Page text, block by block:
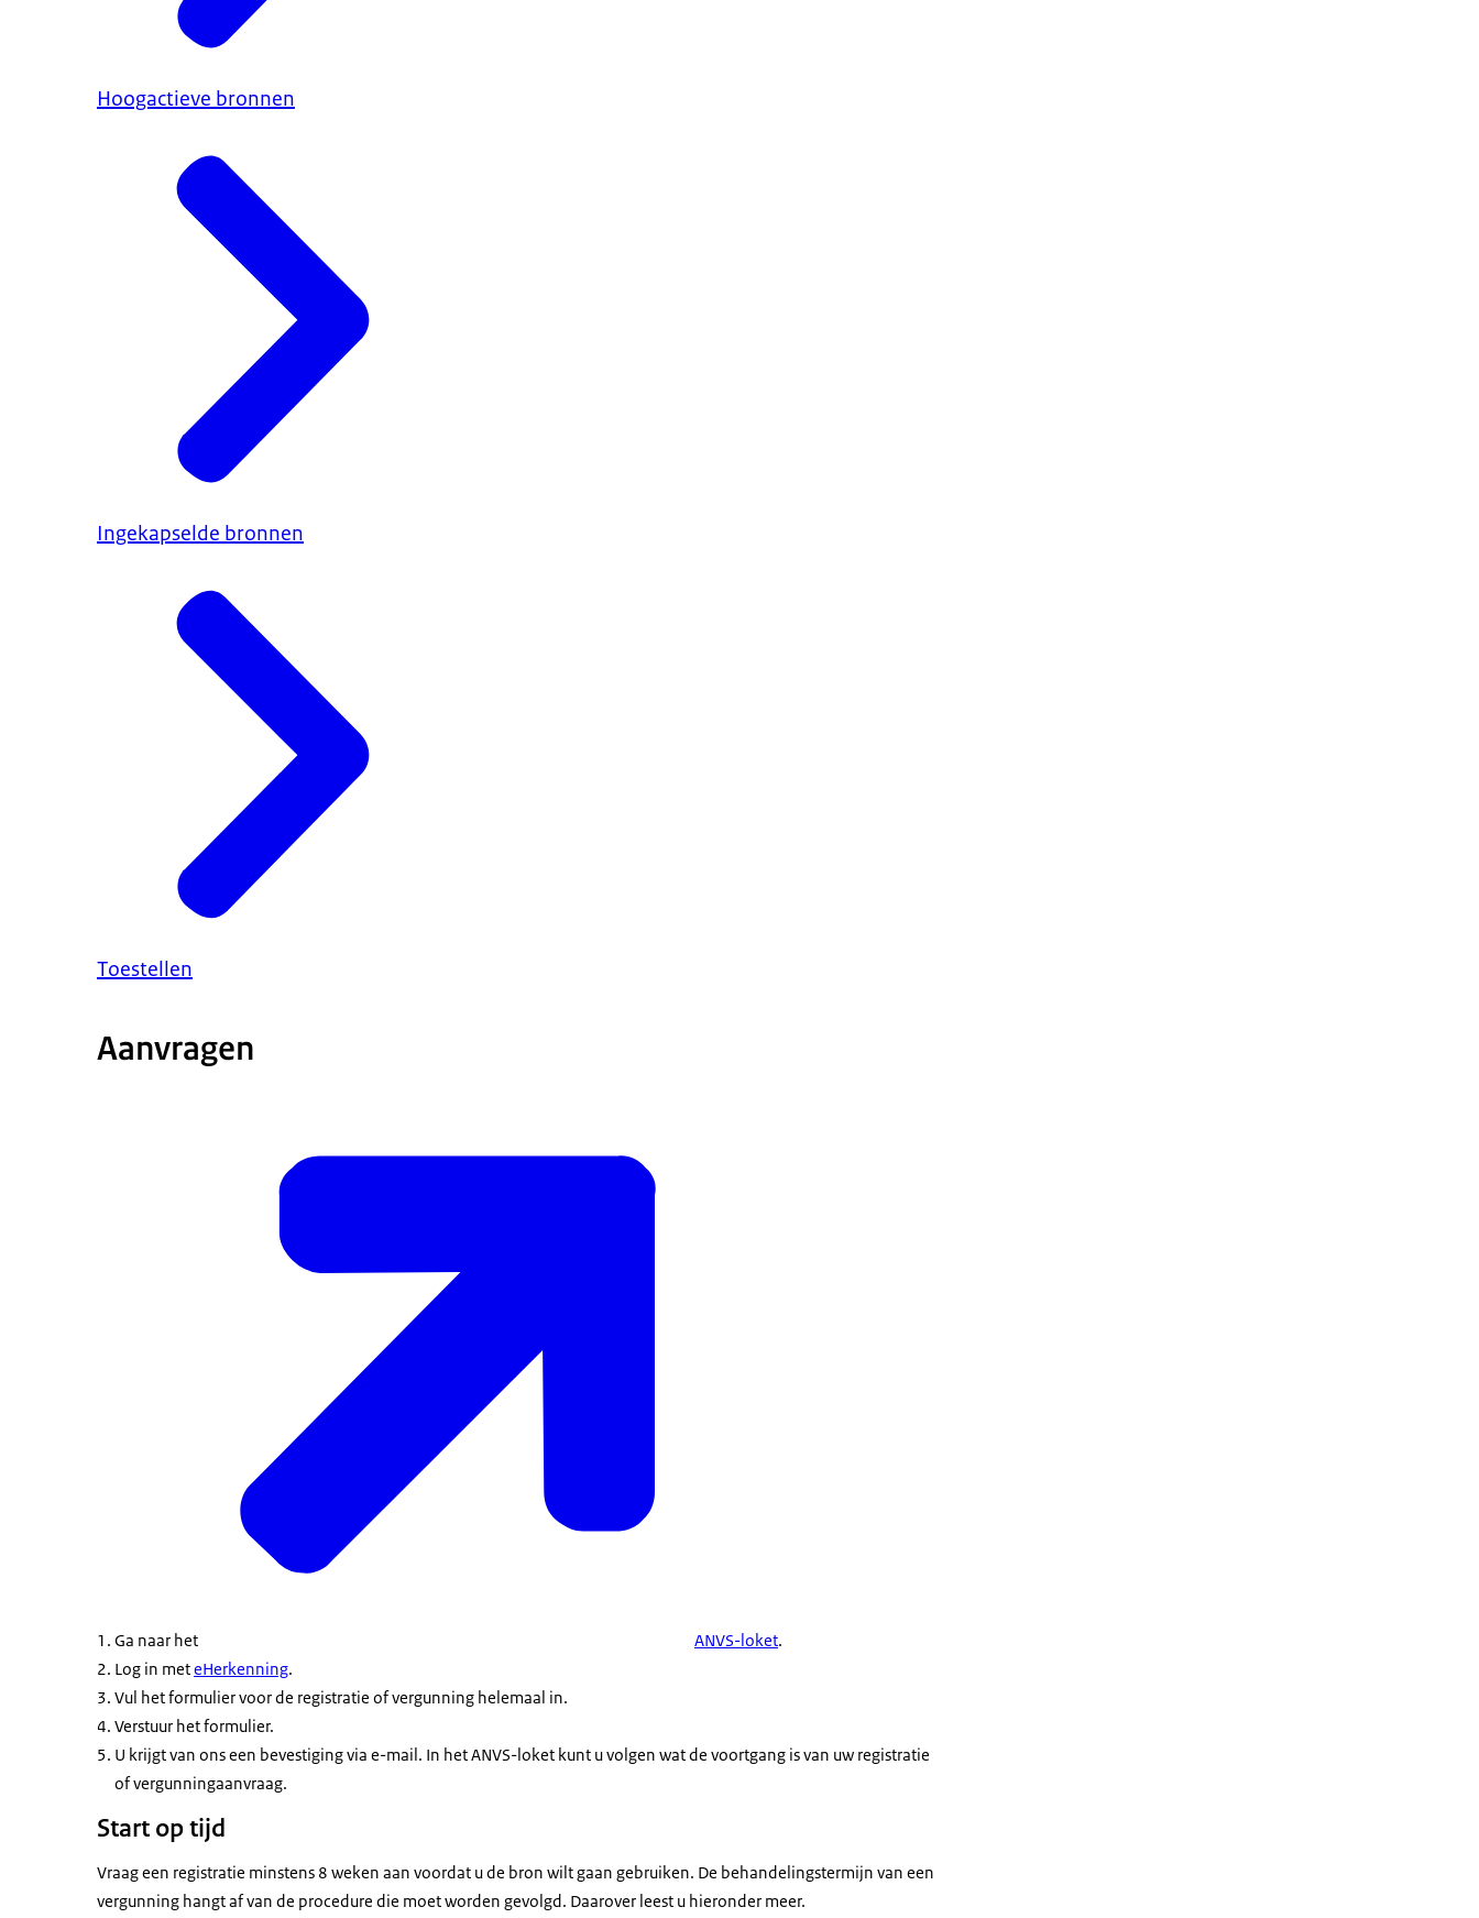
Hoogactieve bronnen
Ingekapselde bronnen
Toestellen
Aanvragen
Ga naar het ANVS-loket.
Log in meteHerkenning.
Vul het formulier voor de registratie of vergunning helemaal in.
Verstuur het formulier.
U krijgt van ons een bevestiging via e-mail. In het ANVS-loket kunt u volgen wat de voortgang is van uw registratie
of vergunningaanvraag.
Start op tijd
Vraag een registratie minstens 8 weken aan voordat u de bron wilt gaan gebruiken. De behandelingstermijn van een
vergunning hangt af van de procedure die moet worden gevolgd. Daarover leest u hieronder meer.